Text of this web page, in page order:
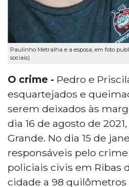
Paulinho Metralha e a esposa, em foto
sociais)
O crime - Pedro e
esquartejados e
serem deixados às
dia 16 de agosto de
Grande. No dia 15 de
responsáveis pelo
policiais civis em Ribas
cidade a 98 quilômetros